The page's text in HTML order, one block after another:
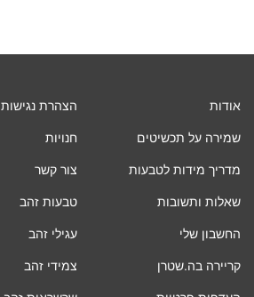
אודות
שמירה על תכשיטים
מדריך מידות לטבעות
שאלות ותשובות
החשבון שלי
קריירה בה.שטרן
הצהרת נגישות
חנויות
צור קשר
טבעות זהב
עגילי זהב
צמידי זהב